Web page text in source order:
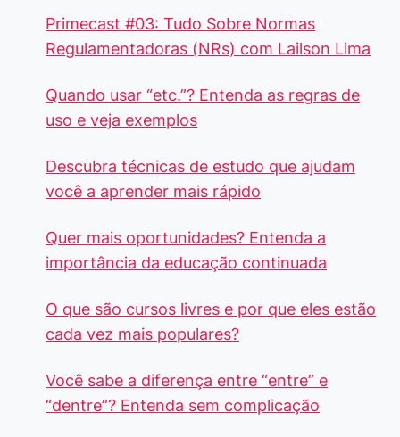
Primecast #03: Tudo Sobre Normas
Regulamentadoras (NRs) com Lailson Lima
Quando usar “etc.”? Entenda as regras de
uso e veja exemplos
Descubra técnicas de estudo que ajudam
você a aprender mais rápido
Quer mais oportunidades? Entenda a
importância da educação continuada
O que são cursos livres e por que eles estão
cada vez mais populares?
Você sabe a diferença entre “entre” e
“dentre”? Entenda sem complicação